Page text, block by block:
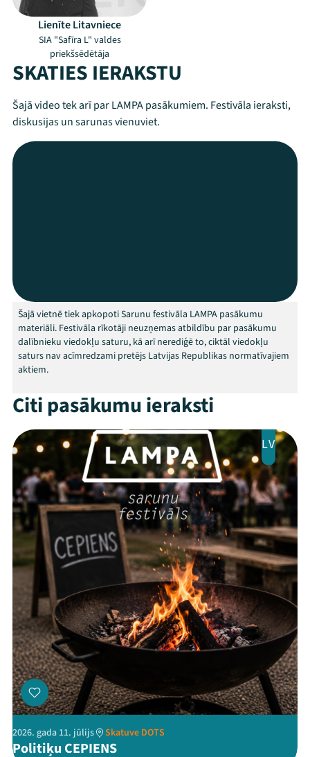
Festivāls
Arhīvs
Viņi bija LAMPĀ 2026
Jaunumi
ThreadsFacebookYoutube
X Instagram
Lienīte Litavniece
SIA "Safīra L" valdes
priekšsēdētāja
SKATIES IERAKSTU
Šajā video tek arī par LAMPA pasākumiem. Festivāla ieraksti,
diskusijas un sarunas vienuviet.
Šajā vietnē tiek apkopoti Sarunu festivāla LAMPA pasākumu
materiāli. Festivāla rīkotāji neuzņemas atbildību par pasākumu
dalībnieku viedokļu saturu, kā arī nerediģē to, ciktāl viedokļu
saturs nav acīmredzami pretējs Latvijas Republikas normatīvajiem
aktiem.
Citi pasākumu ieraksti
LV
2026. gada 11. jūlijs Skatuve DOTS
Politiķu CEPIENS